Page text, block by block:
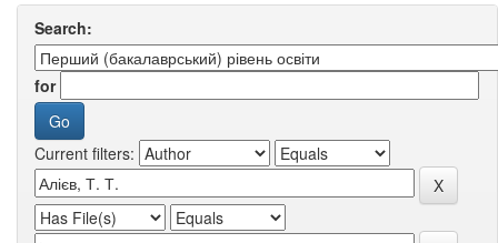
Search:
for
Current filters: